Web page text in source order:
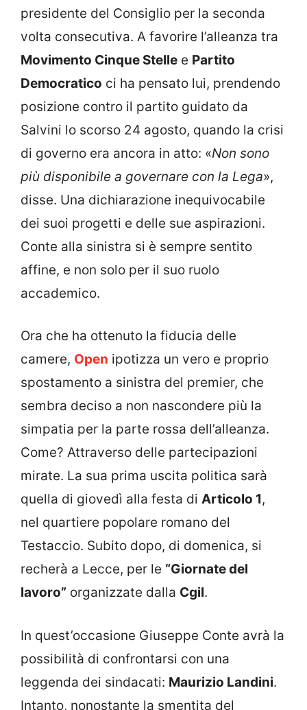
presidente del Consiglio per la seconda
volta consecutiva. A favorire l’alleanza tra
Movimento Cinque Stelle e Partito
Democratico ci ha pensato lui, prendendo
posizione contro il partito guidato da
Salvini lo scorso 24 agosto, quando la crisi
di governo era ancora in atto: «Non sono
più disponibile a governare con la Lega»,
disse. Una dichiarazione inequivocabile
dei suoi progetti e delle sue aspirazioni.
Conte alla sinistra si è sempre sentito
affine, e non solo per il suo ruolo
accademico.
Ora che ha ottenuto la fiducia delle
camere, Open ipotizza un vero e proprio
spostamento a sinistra del premier, che
sembra deciso a non nascondere più la
simpatia per la parte rossa dell’alleanza.
Come? Attraverso delle partecipazioni
mirate. La sua prima uscita politica sarà
quella di giovedì alla festa di Articolo 1,
nel quartiere popolare romano del
Testaccio. Subito dopo, di domenica, si
recherà a Lecce, per le “Giornate del
lavoro” organizzate dalla Cgil.
In quest’occasione Giuseppe Conte avrà la
possibilità di confrontarsi con una
leggenda dei sindacati: Maurizio Landini.
Intanto, nonostante la smentita del